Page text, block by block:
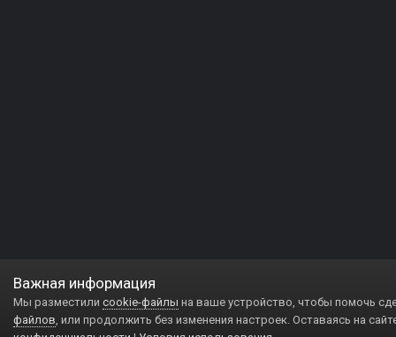
Важная информация
Мы разместили cookie-файлы на ваше устройство, чтобы помочь
файлов, или продолжить без изменения настроек. Оставаясь на